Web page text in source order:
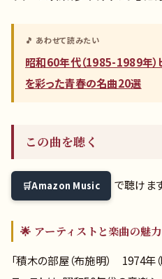
🎵 あわせて読みたい
昭和60年代（1985-1989年）
を彩った青春の名曲20選
この曲を聴く
Amazon Music で聴けます
🌟 アーティストと楽曲の魅力
「積木の部屋（布施明） 1974年